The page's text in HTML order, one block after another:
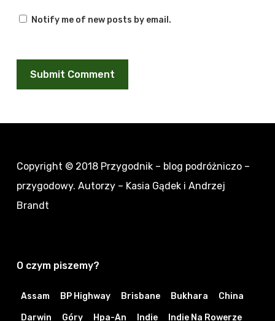
Notify me of new posts by email.
Copyright © 2018 Przygodnik – blog podróżniczo –
przygodowy. Autorzy – Kasia Gądek i Andrzej
Brandt
O czym piszemy?
Assam BP Highway Brisbane Bukhara China
Darwin Góry Hpa-An Indie Indie Na Rowerze